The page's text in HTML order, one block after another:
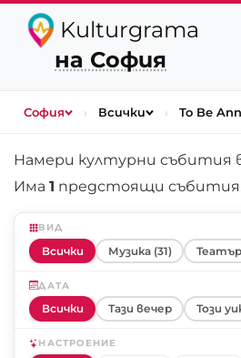
Kulturgrama
на София
София › Всички › To Be
Намери културни събития
Има 1 предстоящи
ВИД
Всички Музика (31) Театър
ДАТА
Всички Тази вечер Този
НАСТРОЕНИЕ